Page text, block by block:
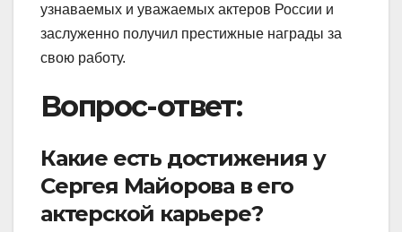
узнаваемых и уважаемых актеров России и
заслуженно получил престижные награды за
свою работу.
Вопрос-ответ:
Какие есть достижения у
Сергея Майорова в его
актерской карьере?